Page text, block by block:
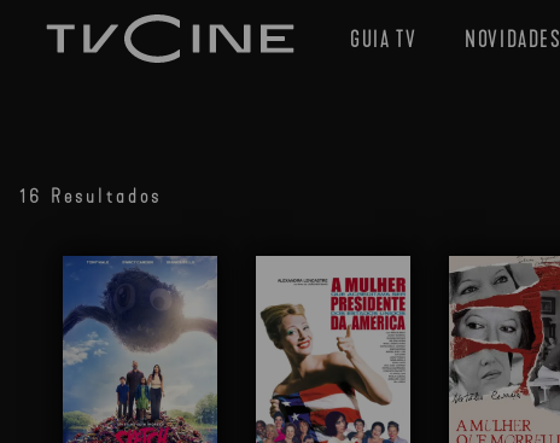
GUIA TV NOVIDADES
16 Resultados